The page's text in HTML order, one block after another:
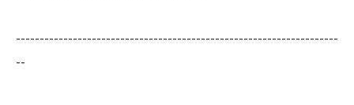
--------------------------------------------------------------------
--